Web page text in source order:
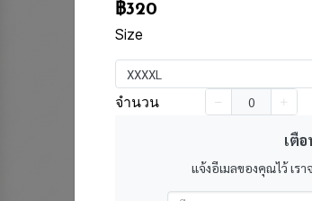
฿320
Size
XXXXL
จำนวน
เตื
แจ้งอีเมลของคุณไว้ เร